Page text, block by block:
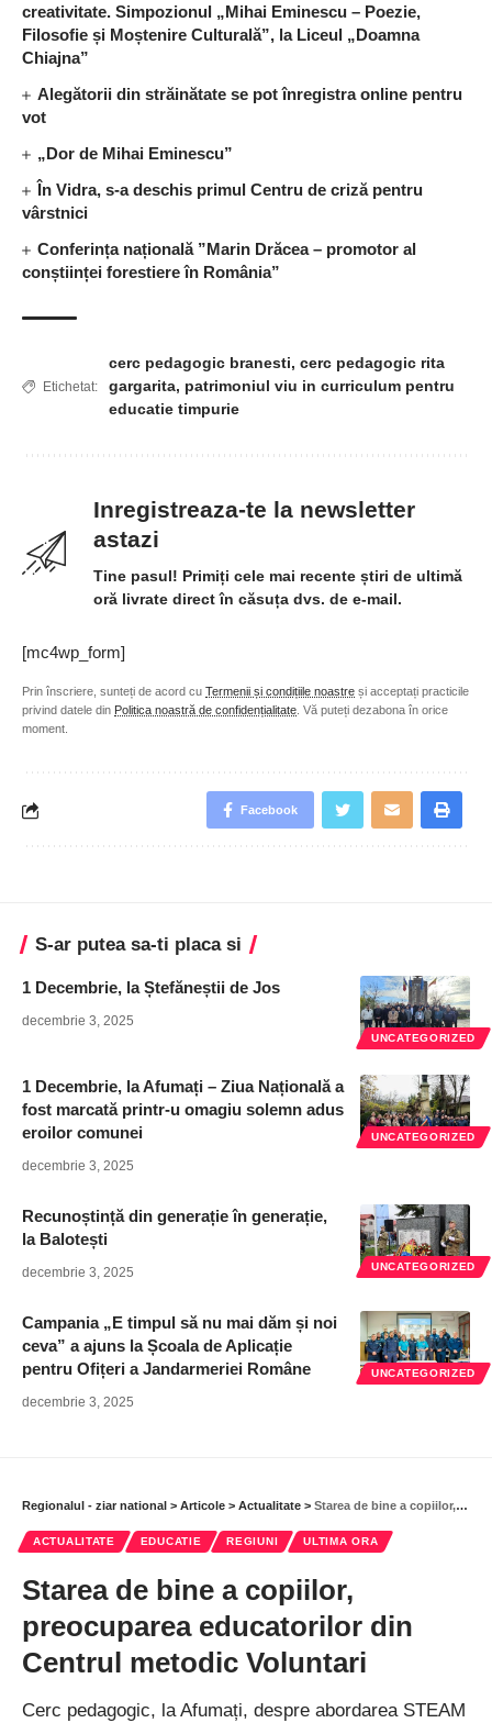
creativitate. Simpozionul „Mihai Eminescu – Poezie,
Filosofie și Moștenire Culturală”, la Liceul „Doamna
Chiajna”
Alegătorii din străinătate se pot înregistra online pentru
vot
„Dor de Mihai Eminescu”
În Vidra, s-a deschis primul Centru de criză pentru
vârstnici
Conferința națională ”Marin Drăcea – promotor al
conștiinței forestiere în România”
Etichetat:
cerc pedagogic branesti, cerc pedagogic rita
gargarita, patrimoniul viu in curriculum pentru
educatie timpurie
Inregistreaza-te la newsletter
astazi
Tine pasul! Primiți cele mai recente știri de ultimă
oră livrate direct în căsuța dvs. de e-mail.
[mc4wp_form]
Prin înscriere, sunteți de acord cu Termenii și condițiile noastre și acceptați practicile
privind datele din Politica noastră de confidențialitate . Vă puteți dezabona în orice
moment.
Facebook
S-ar putea sa-ti placa si
UNCATEGORIZED
1 Decembrie, la Ștefăneștii de Jos
decembrie 3, 2025
UNCATEGORIZED
1 Decembrie, la Afumați – Ziua Națională a
fost marcată printr-u omagiu solemn adus
eroilor comunei
decembrie 3, 2025
UNCATEGORIZED
Recunoștință din generație în generație,
la Balotești
decembrie 3, 2025
UNCATEGORIZED
Campania „E timpul să nu mai dăm și noi
ceva” a ajuns la Școala de Aplicație
pentru Ofițeri a Jandarmeriei Române
decembrie 3, 2025
Regionalul - ziar national > Articole > Actualitate > Starea de bine a copiilor, preocuparea educatorilor din Centrul metodic Voluntari
ACTUALITATE EDUCATIE REGIUNI ULTIMA ORA
Starea de bine a copiilor,
preocuparea educatorilor din
Centrul metodic Voluntari
Cerc pedagogic, la Afumați, despre abordarea STEAM